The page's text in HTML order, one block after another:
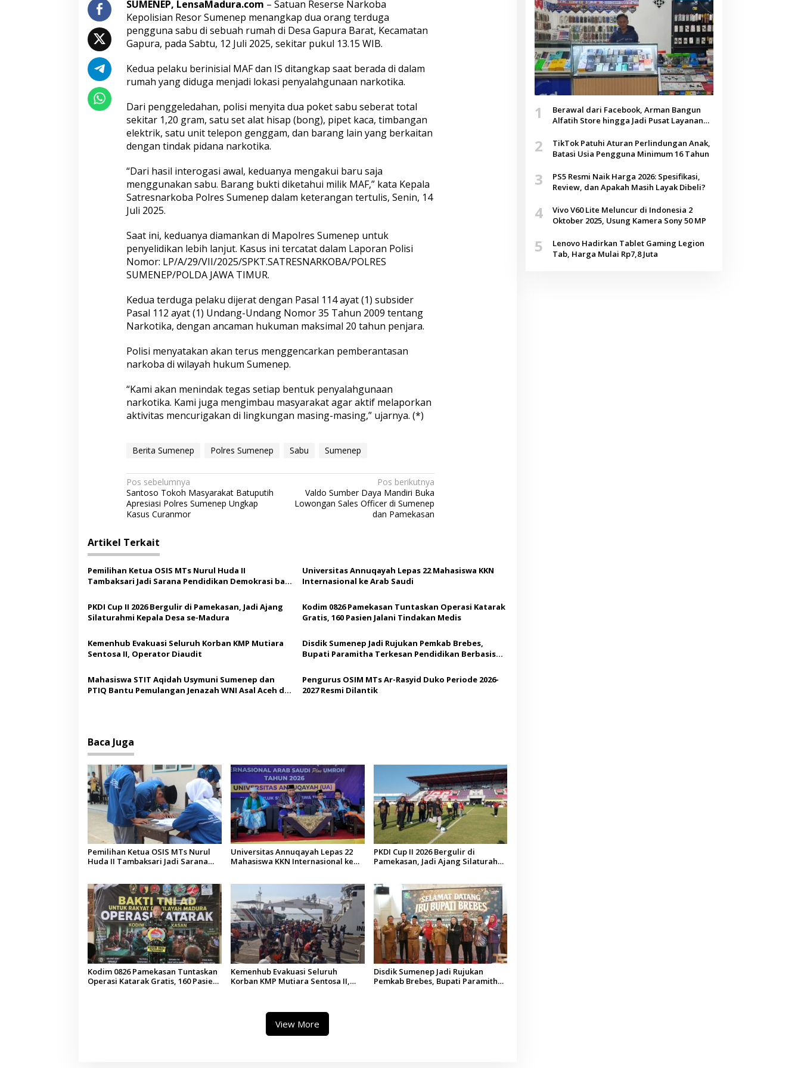
G
a
p
r
SUMENEP, LensaMadura.com – Satuan Reserse Narkoba
Kepolisian Resor Sumenep menangkap dua orang terduga
pengguna sabu di sebuah rumah di Desa Gapura Barat, Kecamatan
Gapura, pada Sabtu, 12 Juli 2025, sekitar pukul 13.15 WIB.
Kedua pelaku berinisial MAF dan IS ditangkap saat berada di dalam
rumah yang diduga menjadi lokasi penyalahgunaan narkotika.
Dari penggeledahan, polisi menyita dua poket sabu seberat total
sekitar 1,20 gram, satu set alat hisap (bong), pipet kaca, timbangan
elektrik, satu unit telepon genggam, dan barang lain yang berkaitan
dengan tindak pidana narkotika.
“Dari hasil interogasi awal, keduanya mengakui baru saja
menggunakan sabu. Barang bukti diketahui milik MAF,” kata Kepala
Satresnarkoba Polres Sumenep dalam keterangan tertulis, Senin, 14
Juli 2025.
Saat ini, keduanya diamankan di Mapolres Sumenep untuk
penyelidikan lebih lanjut. Kasus ini tercatat dalam Laporan Polisi
Nomor: LP/A/29/VII/2025/SPKT.SATRESNARKOBA/POLRES
SUMENEP/POLDA JAWA TIMUR.
Kedua terduga pelaku dijerat dengan Pasal 114 ayat (1) subsider
Pasal 112 ayat (1) Undang-Undang Nomor 35 Tahun 2009 tentang
Narkotika, dengan ancaman hukuman maksimal 20 tahun penjara.
Polisi menyatakan akan terus menggencarkan pemberantasan
narkoba di wilayah hukum Sumenep.
“Kami akan menindak tegas setiap bentuk penyalahgunaan
narkotika. Kami juga mengimbau masyarakat agar aktif melaporkan
aktivitas mencurigakan di lingkungan masing-masing,” ujarnya. (*)
Berita Sumenep Polres Sumenep Sabu Sumenep
N
a
v
i
g
a
s
i
p
o
s
Pos sebelumnya
Santoso Tokoh Masyarakat Batuputih
Apresiasi Polres Sumenep Ungkap
Kasus Curanmor
Pos berikutnya
Valdo Sumber Daya Mandiri Buka
Lowongan Sales Officer di Sumenep
dan Pamekasan
Artikel Terkait
Pemilihan Ketua OSIS MTs Nurul Huda II
Tambaksari Jadi Sarana Pendidikan Demokrasi bagi
Universitas Annuqayah Lepas 22 Mahasiswa KKN
Internasional ke Arab Saudi
PKDI Cup II 2026 Bergulir di Pamekasan, Jadi Ajang
Silaturahmi Kepala Desa se-Madura
Kodim 0826 Pamekasan Tuntaskan Operasi Katarak
Gratis, 160 Pasien Jalani Tindakan Medis
Kemenhub Evakuasi Seluruh Korban KMP Mutiara
Sentosa II, Operator Diaudit
Disdik Sumenep Jadi Rujukan Pemkab Brebes,
Bupati Paramitha Terkesan Pendidikan Berbasis
Mahasiswa STIT Aqidah Usymuni Sumenep dan
PTIQ Bantu Pemulangan Jenazah WNI Asal Aceh di
Pengurus OSIM MTs Ar-Rasyid Duko Periode 2026-
2027 Resmi Dilantik
Baca Juga
Pemilihan Ketua OSIS MTs Nurul
Huda II Tambaksari Jadi Sarana
Universitas Annuqayah Lepas 22
Mahasiswa KKN Internasional ke
PKDI Cup II 2026 Bergulir di
Pamekasan, Jadi Ajang Silaturahmi
Kodim 0826 Pamekasan Tuntaskan
Operasi Katarak Gratis, 160 Pasien
Kemenhub Evakuasi Seluruh
Korban KMP Mutiara Sentosa II,
Disdik Sumenep Jadi Rujukan
Pemkab Brebes, Bupati Paramitha
View More
1
Berawal dari Facebook, Arman Bangun
Alfatih Store hingga Jadi Pusat Layanan
2
TikTok Patuhi Aturan Perlindungan Anak,
Batasi Usia Pengguna Minimum 16 Tahun
3
PS5 Resmi Naik Harga 2026: Spesifikasi,
Review, dan Apakah Masih Layak Dibeli?
4
Vivo V60 Lite Meluncur di Indonesia 2
Oktober 2025, Usung Kamera Sony 50 MP
5
Lenovo Hadirkan Tablet Gaming Legion
Tab, Harga Mulai Rp7,8 Juta